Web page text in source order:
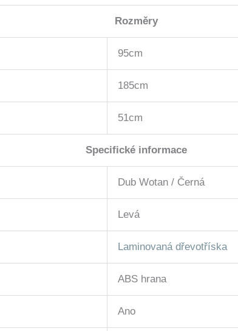
Rozměry
95cm
185cm
51cm
Specifické informace
Dub Wotan / Černá
Levá
Laminovaná dřevotříska
ABS hrana
Ano